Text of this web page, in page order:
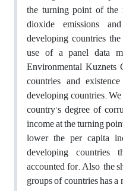
the turning point of the
dioxide emissions
developing countries
use of a panel data
Environmental Kuznets
countries and
developing countries.
country's degree of
income at the turning
lower the per capita
developing
accounted for. Also, the
groups of countries has